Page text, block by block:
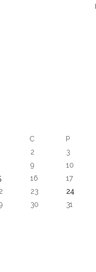
C P
2 3
9 10
16 17
23 24
30 31